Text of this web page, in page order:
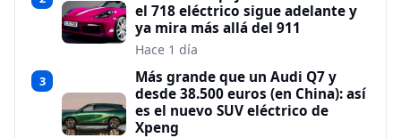
el 718 eléctrico sigue adelante y
ya mira más allá del 911
Hace 1 día
3
Más grande que un Audi Q7 y
desde 38.500 euros (en China): así
es el nuevo SUV eléctrico de
Xpeng